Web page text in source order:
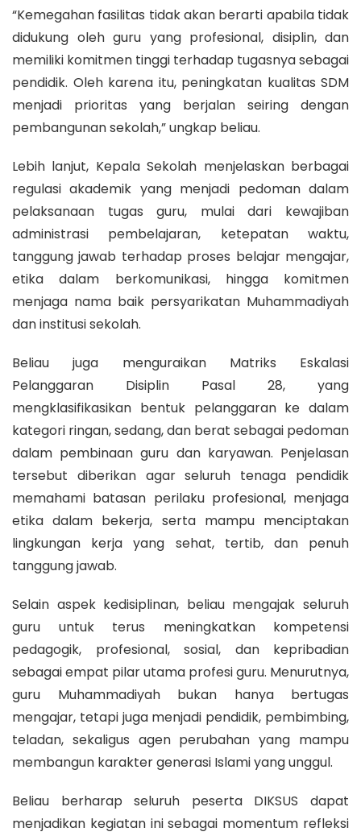
“Kemegahan fasilitas tidak akan berarti apabila tidak
didukung oleh guru yang profesional, disiplin, dan
memiliki komitmen tinggi terhadap tugasnya sebagai
pendidik. Oleh karena itu, peningkatan kualitas SDM
menjadi prioritas yang berjalan seiring dengan
pembangunan sekolah,” ungkap beliau.
Lebih lanjut, Kepala Sekolah menjelaskan berbagai
regulasi akademik yang menjadi pedoman dalam
pelaksanaan tugas guru, mulai dari kewajiban
administrasi pembelajaran, ketepatan waktu,
tanggung jawab terhadap proses belajar mengajar,
etika dalam berkomunikasi, hingga komitmen
menjaga nama baik persyarikatan Muhammadiyah
dan institusi sekolah.
Beliau juga menguraikan Matriks Eskalasi
Pelanggaran Disiplin Pasal 28, yang
mengklasifikasikan bentuk pelanggaran ke dalam
kategori ringan, sedang, dan berat sebagai pedoman
dalam pembinaan guru dan karyawan. Penjelasan
tersebut diberikan agar seluruh tenaga pendidik
memahami batasan perilaku profesional, menjaga
etika dalam bekerja, serta mampu menciptakan
lingkungan kerja yang sehat, tertib, dan penuh
tanggung jawab.
Selain aspek kedisiplinan, beliau mengajak seluruh
guru untuk terus meningkatkan kompetensi
pedagogik, profesional, sosial, dan kepribadian
sebagai empat pilar utama profesi guru. Menurutnya,
guru Muhammadiyah bukan hanya bertugas
mengajar, tetapi juga menjadi pendidik, pembimbing,
teladan, sekaligus agen perubahan yang mampu
membangun karakter generasi Islami yang unggul.
Beliau berharap seluruh peserta DIKSUS dapat
menjadikan kegiatan ini sebagai momentum refleksi